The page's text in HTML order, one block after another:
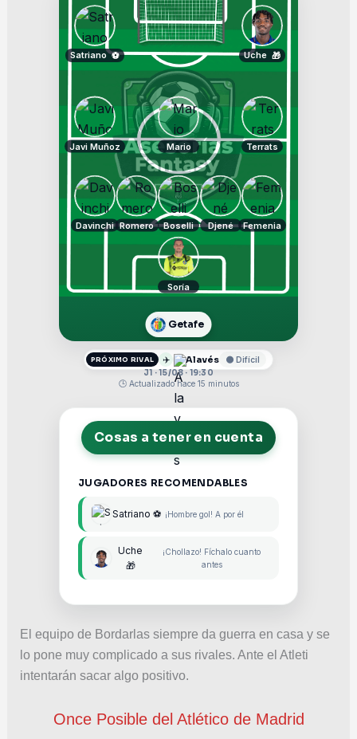
Soría
Davinchi Romero Boselli Djené Femenia
Javi Muñoz Mario Terrats
Satriano ⚽ Uche 🎁
Getafe
PRÓXIMO RIVAL ✈️ Alavés
🟠 Difícil
J1 · 15/08 · 19:30
🕒 Actualizado hace 15 minutos
Cosas a tener en cuenta
JUGADORES RECOMENDABLES
Satriano ⚽ ¡Hombre gol! A por él
Uche
🎁
¡Chollazo! Fíchalo cuanto
antes
El equipo de Bordarlas siempre da guerra en casa y se
lo pone muy complicado a sus rivales. Ante el Atleti
intentarán sacar algo positivo.
Once Posible del Atlético de Madrid